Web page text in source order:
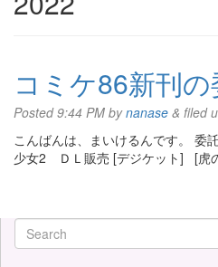
コミケ86新刊
Posted9:44 PM bynanase & filed
こんばんは、まいけるんです。 委
少女2 ＤＬ販売 [デジケット] [虎